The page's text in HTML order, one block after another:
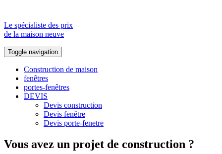
Le spécialiste des prix
de la maison neuve
Toggle navigation
Construction de maison
fenêtres
portes-fenêtres
DEVIS
Devis construction
Devis fenêtre
Devis porte-fenetre
Vous avez un projet de construction ?